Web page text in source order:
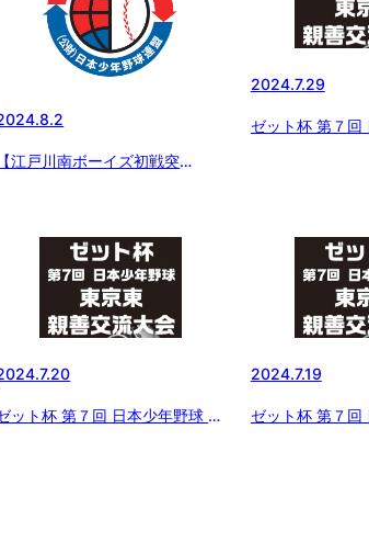
【江戸川南ボーイズ初戦突
2024.7.29
ゼット杯 第７回
ット杯 第７回 日本少年野球 東
2024.7.19
ゼット杯 第７回